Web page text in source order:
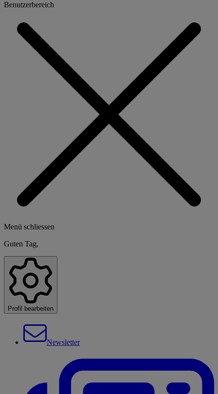
Benutzerbereich
Menü schliessen
Guten Tag,
Profil bearbeiten
Newsletter